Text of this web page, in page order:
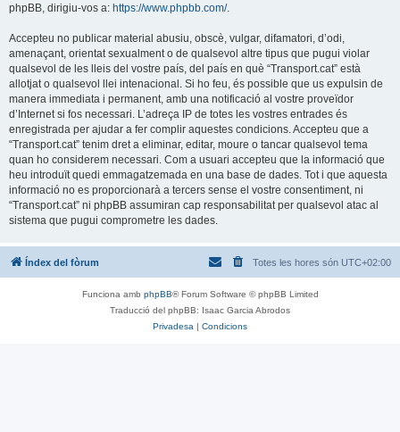
phpBB, dirigiu-vos a: https://www.phpbb.com/.
Accepteu no publicar material abusiu, obscè, vulgar, difamatori, d’odi,
amenaçant, orientat sexualment o de qualsevol altre tipus que pugui violar
qualsevol de les lleis del vostre país, del país en què “Transport.cat” està
allotjat o qualsevol llei intenacional. Si ho feu, és possible que us expulsin de
manera immediata i permanent, amb una notificació al vostre proveïdor
d’Internet si fos necessari. L’adreça IP de totes les vostres entrades és
enregistrada per ajudar a fer complir aquestes condicions. Accepteu que a
“Transport.cat” tenim dret a eliminar, editar, moure o tancar qualsevol tema
quan ho considerem necessari. Com a usuari accepteu que la informació que
heu introduït quedi emmagatzemada en una base de dades. Tot i que aquesta
informació no es proporcionarà a tercers sense el vostre consentiment, ni
“Transport.cat” ni phpBB assumiran cap responsabilitat per qualsevol atac al
sistema que pugui comprometre les dades.
Índex del fòrum Totes les hores són UTC+02:00
Funciona amb phpBB® Forum Software © phpBB Limited
Traducció del phpBB: Isaac Garcia Abrodos
Privadesa | Condicions